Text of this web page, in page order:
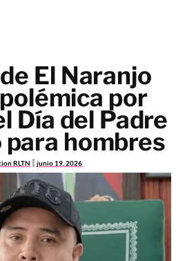
El Naranjo
por
Día del Padre
hombres
RLTN junio 19, 2026